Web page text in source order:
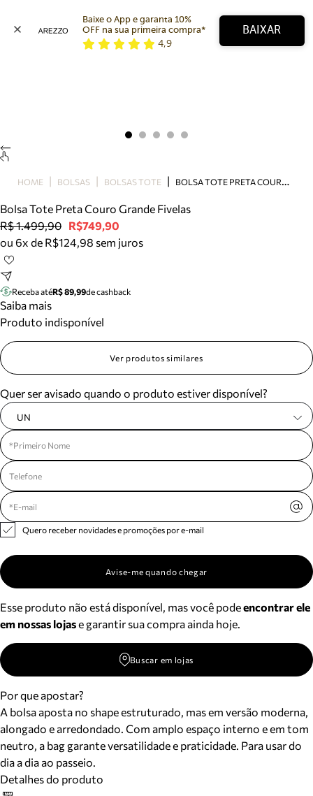
Bolsa
Tamanco
Tênis
Mule
Tire dúvidas sobre pedidos, devoluções e mais.
Meus pedidos
Acompanhe seus pedidos e solicite devoluções.
Baixe o App e garanta 10%
OFF na sua primeira compra*
4,9
BAIXAR
HOME BOLSAS BOLSAS TOTE B
OLSA TOTE PRETA COURO GRANDE FIVELAS
Bolsa Tote Preta Couro Grande Fivelas
R$ 1.499,90 R$749,90
ou 6x de R$124,98 sem juros
Receba atéR$ 89,99de cashback
Saiba mais
Produto indisponível
Ver produtos similares
Quer ser avisado quando o produto estiver disponível?
UN
Quero receber novidades e promoções por e-mail
Avise-me quando chegar
Esse produto não está disponível, mas você podeencontrar ele
em nossas lojase garantir sua compra ainda hoje.
Buscar em lojas
Por que apostar?
A bolsa aposta no shape estruturado, mas em versão moderna,
alongado e arredondado. Com amplo espaço interno e em tom
neutro, a bag garante versatilidade e praticidade. Para usar do
dia a dia ao passeio.
Detalhes do produto